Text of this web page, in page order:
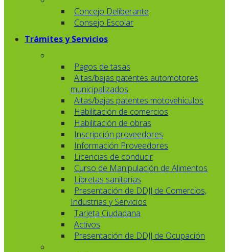
Concejo Deliberante
Consejo Escolar
Trámites y Servicios
Pagos de tasas
Altas/bajas patentes automotores
municipalizados
Altas/bajas patentes motovehiculos
Habilitación de comercios
Habilitación de obras
Inscripción proveedores
Información Proveedores
Licencias de conducir
Curso de Manipulación de Alimentos
Libretas sanitarias
Presentación de DDJJ de Comercios,
Industrias y Servicios
Tarjeta Ciudadana
Activos
Presentación de DDJJ de Ocupación